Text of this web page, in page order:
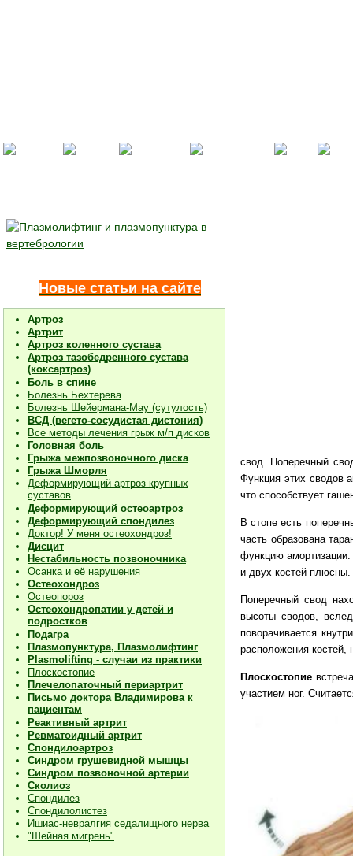
Новые статьи на сайте
Артроз
Артрит
Артроз коленного сустава
Артроз тазобедренного сустава
(коксартроз)
Боль в спине
Болезнь Бехтерева
Болезнь Шейермана-Мау (сутулость)
ВСД (вегето-сосудистая дистония)
Все методы лечения грыж м/п дисков
Головная боль
Грыжа межпозвоночного диска
Грыжа Шморля
Деформирующий артроз крупных
суставов
Деформирующий остеоартроз
Деформирующий спондилез
Доктор! У меня остеохондроз!
Дисцит
Нестабильность позвоночника
Осанка и её нарушения
Остеохондроз
Остеопороз
Остеохондропатии у детей и
подростков
Подагра
Плазмопунктура, Плазмолифтинг
Plasmolifting - случаи из практики
Плоскостопие
Плечелопаточный периартрит
Письмо доктора Владимирова к
пациентам
Реактивный артрит
Ревматоидный артрит
Спондилоартроз
Синдром грушевидной мышцы
Синдром позвоночной артерии
Сколиоз
Спондилез
Спондилолистез
Ишиас-невралгия седалищного нерва
"Шейная мигрень"
свод. Поперечный
Функция этих сводов
что способствует
В стопе есть
часть образована
функцию амортизации.
и двух костей плюсны.
Поперечный свод
высоты сводов,
поворачивается
расположения костей,
Плоскостопие
участием ног.